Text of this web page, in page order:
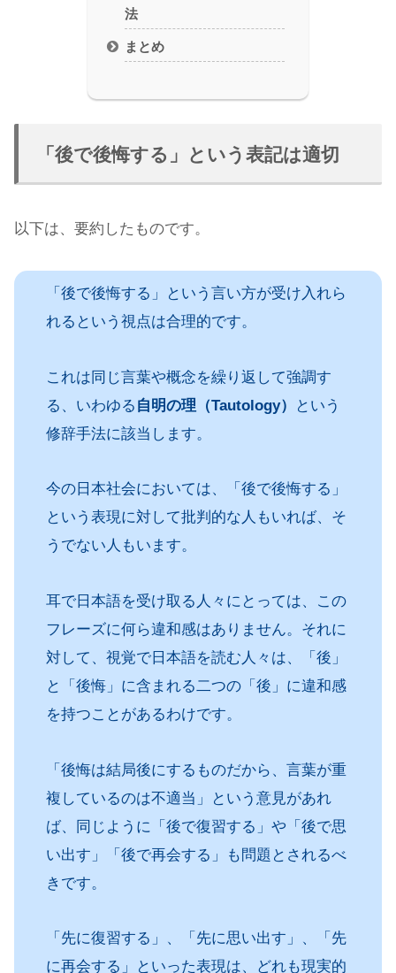
法
まとめ
「後で後悔する」という表記は適切
以下は、要約したものです。
「後で後悔する」という言い方が受け入れら
れるという視点は合理的です。
これは同じ言葉や概念を繰り返して強調す
る、いわゆる 自明の理（Tautology）
という
修辞手法に該当します。
今の日本社会においては、「後で後悔する」
という表現に対して批判的な人もいれば、そ
うでない人もいます。
耳で日本語を受け取る人々にとっては、この
フレーズに何ら違和感はありません。それに
対して、視覚で日本語を読む人々は、「後」
と「後悔」に含まれる二つの「後」に違和感
を持つことがあるわけです。
「後悔は結局後にするものだから、言葉が重
複しているのは不適当」という意見があれ
ば、同じように「後で復習する」や「後で思
い出す」「後で再会する」も問題とされるべ
きです。
「先に復習する」、「先に思い出す」、「先
に再会する」といった表現は、どれも現実的